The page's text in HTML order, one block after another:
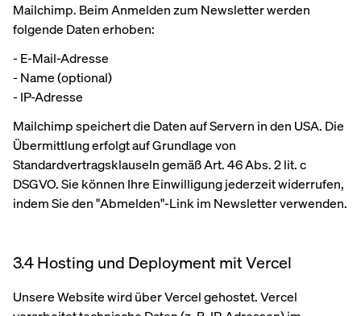
Mailchimp. Beim Anmelden zum Newsletter werden
folgende Daten erhoben:
- E-Mail-Adresse
- Name (optional)
- IP-Adresse
Mailchimp speichert die Daten auf Servern in den USA. Die
Übermittlung erfolgt auf Grundlage von
Standardvertragsklauseln gemäß Art. 46 Abs. 2 lit. c
DSGVO. Sie können Ihre Einwilligung jederzeit widerrufen,
indem Sie den "Abmelden"-Link im Newsletter verwenden.
3.4 Hosting und Deployment mit Vercel
Unsere Website wird über Vercel gehostet. Vercel